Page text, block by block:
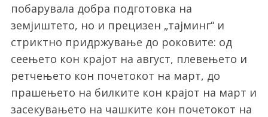
побарувала добра подготовка на
земјиштето, но и прецизен „тајминг“ и
стриктно придржување до роковите: од
сеењето кон крајот на август, плевењето и
ретчењето кон почетокот на март, до
прашењето на билките кон крајот на март и
засекувањето на чашките кон почетокот на